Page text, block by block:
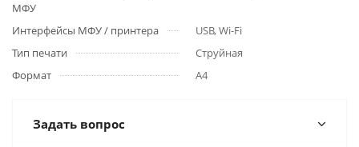
МФУ
Интерфейсы МФУ / принтера
USB, Wi-Fi
Тип печати
Струйная
Формат
A4
Задать вопрос